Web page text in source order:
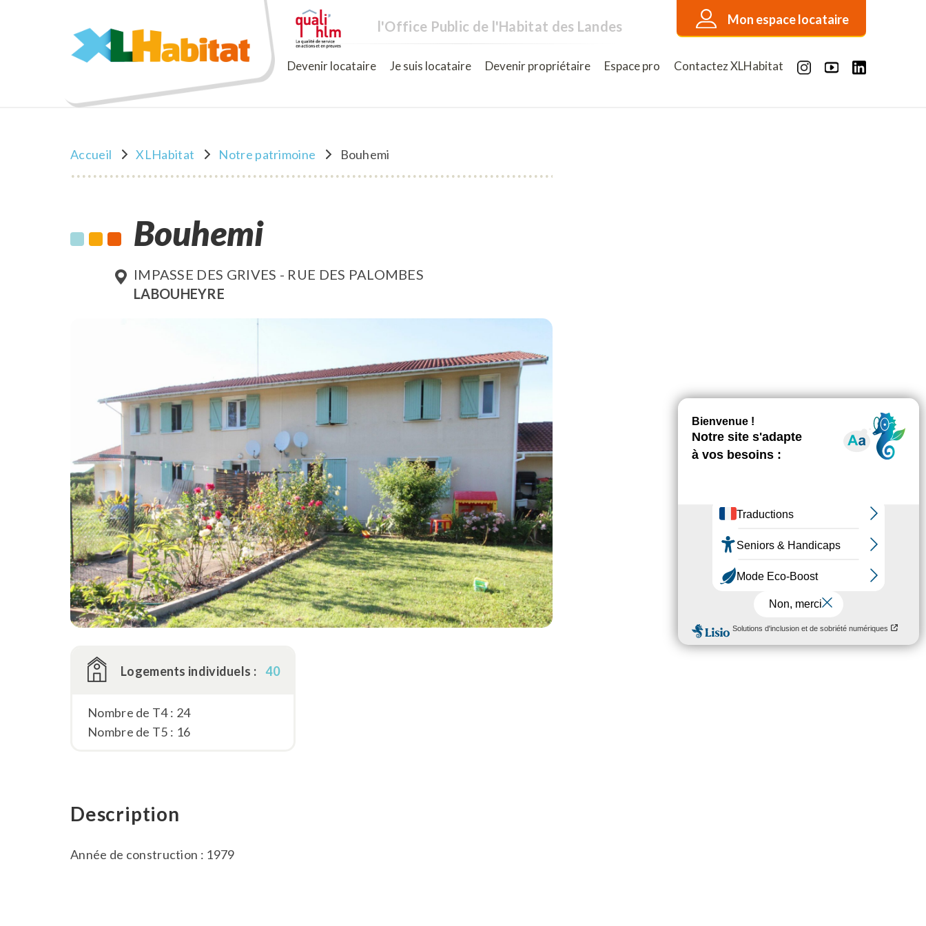
l'Office Public de l'Habitat des Landes Mon espace locataire
XLHabitat Devenir locataire Je suis locataire Devenir propriétaire Espace pro Contactez XLHabitat
Accueil XLHabitat Notre patrimoine Bouhemi
Bouhemi
IMPASSE DES GRIVES - RUE DES PALOMBES
LABOUHEYRE
Logements individuels : 40
Nombre de T4 : 24
Nombre de T5 : 16
Description
Année de construction : 1979